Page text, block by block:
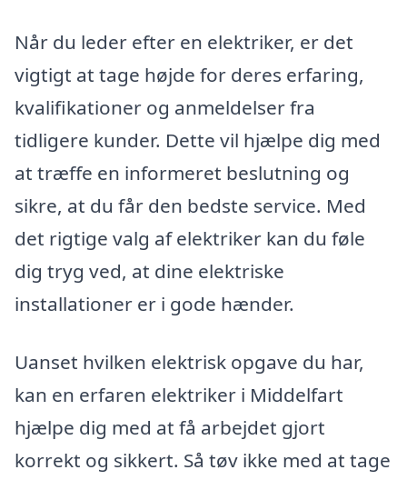
Når du leder efter en elektriker, er det
vigtigt at tage højde for deres erfaring,
kvalifikationer og anmeldelser fra
tidligere kunder. Dette vil hjælpe dig med
at træffe en informeret beslutning og
sikre, at du får den bedste service. Med
det rigtige valg af elektriker kan du føle
dig tryg ved, at dine elektriske
installationer er i gode hænder.
Uanset hvilken elektrisk opgave du har,
kan en erfaren elektriker i Middelfart
hjælpe dig med at få arbejdet gjort
korrekt og sikkert. Så tøv ikke med at tage